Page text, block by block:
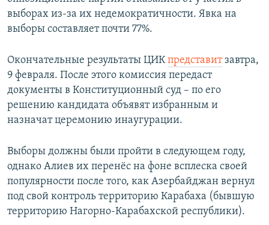
выборах из-за их недемократичности. Явка на
выборы составляет почти 77%.
Окончательные результаты ЦИКпредставитзавтра,
9 февраля. После этого комиссия передаст
документы в Конституционный суд – по его
решению кандидата объявят избранным и
назначат церемонию инаугурации.
Выборы должны были пройти в следующем году,
однако Алиев их перенёс на фоне всплеска своей
популярности после того, как Азербайджан вернул
под свой контроль территорию Карабаха (бывшую
территорию Нагорно-Карабахской республики).